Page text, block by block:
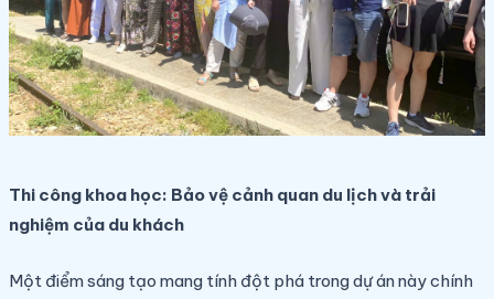
Thi công khoa học: Bảo vệ cảnh quan du lịch và trải
nghiệm của du khách
Một điểm sáng tạo mang tính đột phá trong dự án này chính